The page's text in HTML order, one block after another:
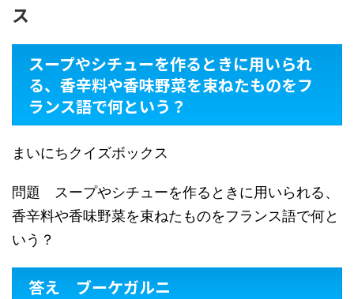
ス
スープやシチューを作るときに用いられ
る、香辛料や香味野菜を束ねたものをフ
ランス語で何という？
まいにちクイズボックス
問題 スープやシチューを作るときに用いられる、
香辛料や香味野菜を束ねたものをフランス語で何と
いう？
答え ブーケガルニ